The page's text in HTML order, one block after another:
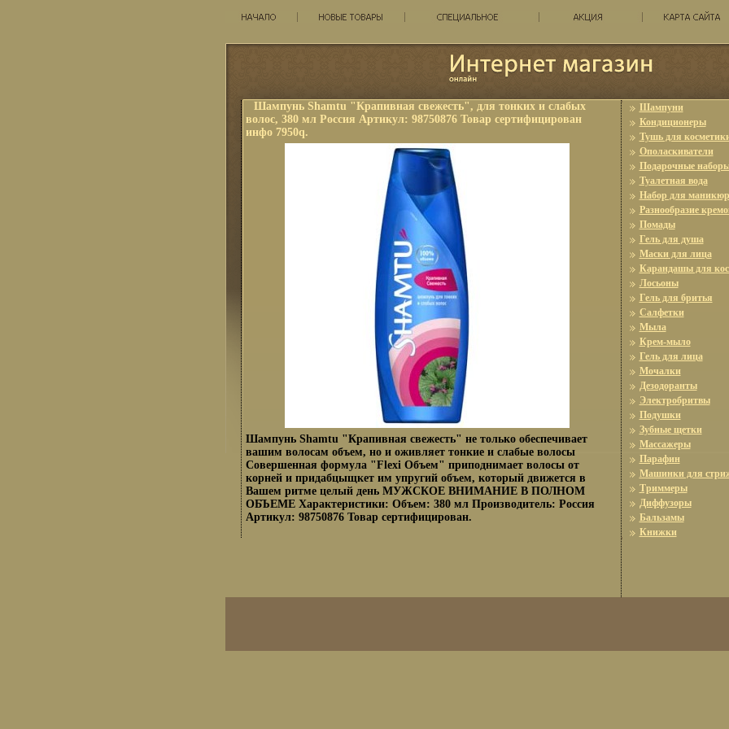
Шампунь Shamtu "Крапивная свежесть", для тонких и слабых
волос, 380 мл Россия Артикул: 98750876 Товар сертифицирован
инфо 7950q.
Шампунь Shamtu "Крапивная свежесть" не только обеспечивает
вашим волосам объем, но и оживляет тонкие и слабые волосы
Совершенная формула "Flexi Объем" приподнимает волосы от
корней и придабцыщкет им упругий объем, который движется в
Вашем ритме целый день МУЖСКОЕ ВНИМАНИЕ В ПОЛНОМ
ОБЪЕМЕ Характеристики: Объем: 380 мл Производитель: Россия
Артикул: 98750876 Товар сертифицирован.
Шампуни
Кондиционеры
Тушь для
Ополаскиватели
Подарочные
Туалетная вода
Набор для
Разнообразие
Помады
Гель для душа
Маски для лица
Карандашы для
Лосьоны
Гель для бритья
Салфетки
Мыла
Крем-мыло
Гель для лица
Мочалки
Дезодоранты
Электробритвы
Подушки
Зубные щетки
Массажеры
Парафин
Машинки для
Триммеры
Диффузоры
Бальзамы
Книжки